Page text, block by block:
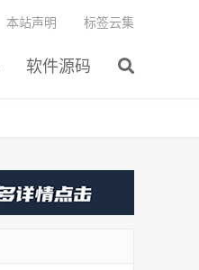
软件源码
本站声明 标签云集